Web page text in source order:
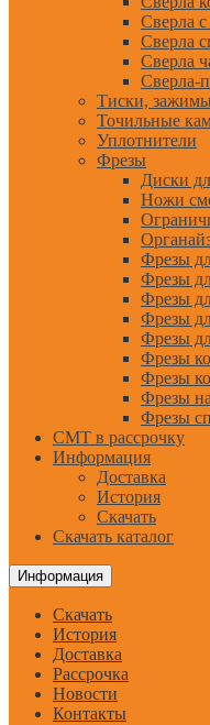
Сверла
Сверла
Сверла
Сверла-
Тиски,
Точильные
Уплотнители
Фрезы
Диски
Ножи
Фрезы
Фрезы
Фрезы
Фрезы
Фрезы
Фрезы
Фрезы
Фрезы
Фрезы
CMT в рассрочку
Информация
Доставка
История
Скачать
Скачать каталог
Информация
Скачать
История
Доставка
Рассрочка
Новости
Контакты